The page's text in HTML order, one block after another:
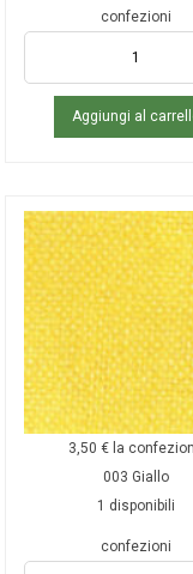
confezioni
Aggiungi al
3,50 € la
003 Giallo
1 disponibili
confezioni